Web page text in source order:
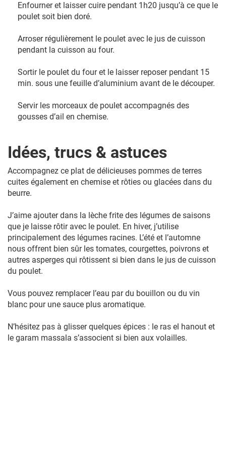
Enfourner et laisser cuire pendant 1h20 jusqu’à ce que le
poulet soit bien doré.
Arroser régulièrement le poulet avec le jus de cuisson
pendant la cuisson au four.
Sortir le poulet du four et le laisser reposer pendant 15
min. sous une feuille d’aluminium avant de le découper.
Servir les morceaux de poulet accompagnés des
gousses d’ail en chemise.
Idées, trucs & astuces
Accompagnez ce plat de délicieuses pommes de terres
cuites également en chemise et rôties ou glacées dans du
beurre.
J’aime ajouter dans la lèche frite des légumes de saisons
que je laisse rôtir avec le poulet. En hiver, j’utilise
principalement des légumes racines. L’été et l’automne
nous offrent bien sûr les tomates, courgettes, poivrons et
autres asperges qui rôtissent si bien dans le jus de cuisson
du poulet.
Vous pouvez remplacer l’eau par du bouillon ou du vin
blanc pour une sauce plus aromatique.
N’hésitez pas à glisser quelques épices : le ras el hanout et
le garam massala s’associent si bien aux volailles.